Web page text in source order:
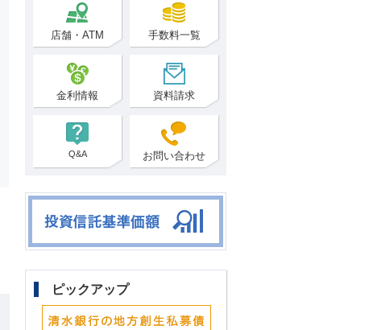
店舗・ATM 手数料一覧
金利情報 資料請求
Q&A お問い合わせ
ピックアップ